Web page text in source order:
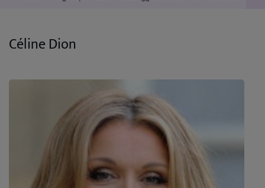
ACTUALITÉS
Céline Dion